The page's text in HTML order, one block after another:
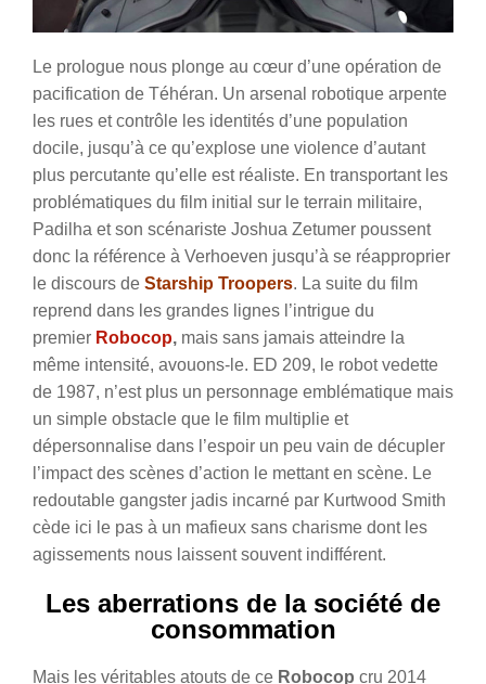
Le prologue nous plonge au cœur d’une opération de
pacification de Téhéran. Un arsenal robotique arpente
les rues et contrôle les identités d’une population
docile, jusqu’à ce qu’explose une violence d’autant
plus percutante qu’elle est réaliste. En transportant les
problématiques du film initial sur le terrain militaire,
Padilha et son scénariste Joshua Zetumer poussent
donc la référence à Verhoeven jusqu’à se réapproprier
le discours de Starship Troopers. La suite du film
reprend dans les grandes lignes l’intrigue du
premier Robocop, mais sans jamais atteindre la
même intensité, avouons-le. ED 209, le robot vedette
de 1987, n’est plus un personnage emblématique mais
un simple obstacle que le film multiplie et
dépersonnalise dans l’espoir un peu vain de décupler
l’impact des scènes d’action le mettant en scène. Le
redoutable gangster jadis incarné par Kurtwood Smith
cède ici le pas à un mafieux sans charisme dont les
agissements nous laissent souvent indifférent.
Les aberrations de la société de
consommation
Mais les véritables atouts de ce Robocop cru 2014